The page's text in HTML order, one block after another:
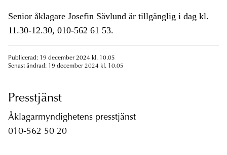
Senior åklagare Josefin Sävlund är tillgänglig i dag kl.
11.30-12.30, 010-562 61 53.
Publicerad: 19 december 2024 kl. 10.05
Senast ändrad: 19 december 2024 kl. 10.05
Presstjänst
Åklagarmyndighetens presstjänst
010-562 50 20